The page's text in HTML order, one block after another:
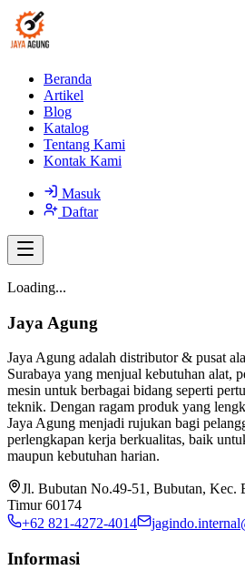
Beranda
Artikel
Blog
Katalog
Tentang Kami
Kontak Kami
Masuk
Daftar
Loading...
Jaya Agung
Jaya Agung adalah distributor & pusat
Surabaya yang menjual kebutuhan alat,
mesin untuk berbagai bidang seperti
teknik. Dengan ragam produk yang
Jaya Agung menjadi rujukan bagi
perlengkapan kerja berkualitas, baik
maupun kebutuhan harian.
Jl. Bubutan No.49-51, Bubutan, Kec.
Timur 60174
+62 821-4272-4014
Informasi